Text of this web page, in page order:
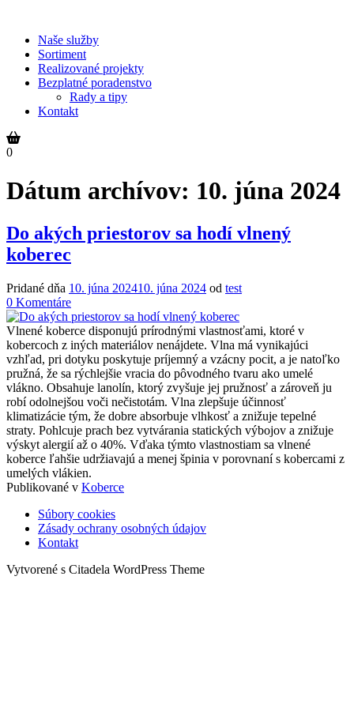
obsah
Naše služby
Sortiment
Realizované projekty
Bezplatné poradenstvo
Rady a tipy
Kontakt
0
Dátum archívov: 10. júna 2024
Do akých priestorov sa hodí vlnený
koberec
Pridané dňa 10. júna 202410. júna 2024 od test
0 KomentáreDo
akých
priestorov
sa
hodí
vlnený
koberec
Vlnené koberce disponujú prírodnými vlastnosťami, ktoré v
kobercoch z iných materiálov nenájdete. Vlna má vynikajúci
vzhľad, pri dotyku poskytuje príjemný a vzácny pocit, a je natoľko
pružná, že sa rýchlejšie vracia do pôvodného tvaru ako umelé
vlákno. Obsahuje lanolín, ktorý zvyšuje jej pružnosť a zároveň ju
robí odolnejšou voči nečistotám. Vlna zlepšuje účinnosť
klimatizácie tým, že dobre absorbuje vlhkosť a znižuje tepelné
straty. Pohlcuje prach bez vytvárania statických výbojov a znižuje
výskyt alergií až o 40%. Vďaka týmto vlastnostiam sa vlnené
koberce ľahšie udržiavajú a menej špinia v porovnaní s kobercami z
umelých vlákien.
Publikované v Koberce
Navigácia
príspevkoch
Súbory cookies
Zásady ochrany osobných údajov
Kontakt
Vytvorené s Citadela WordPress Theme